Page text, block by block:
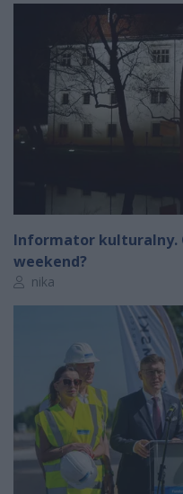
Informator kulturalny.
weekend?
Autor artykułu:
nika